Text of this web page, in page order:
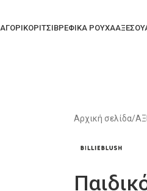
ΑΓΟΡΙΚΟΡΙΤΣΙΒΡΕΦΙΚΑ ΡΟΥΧΑ
Αρχική σελίδα/